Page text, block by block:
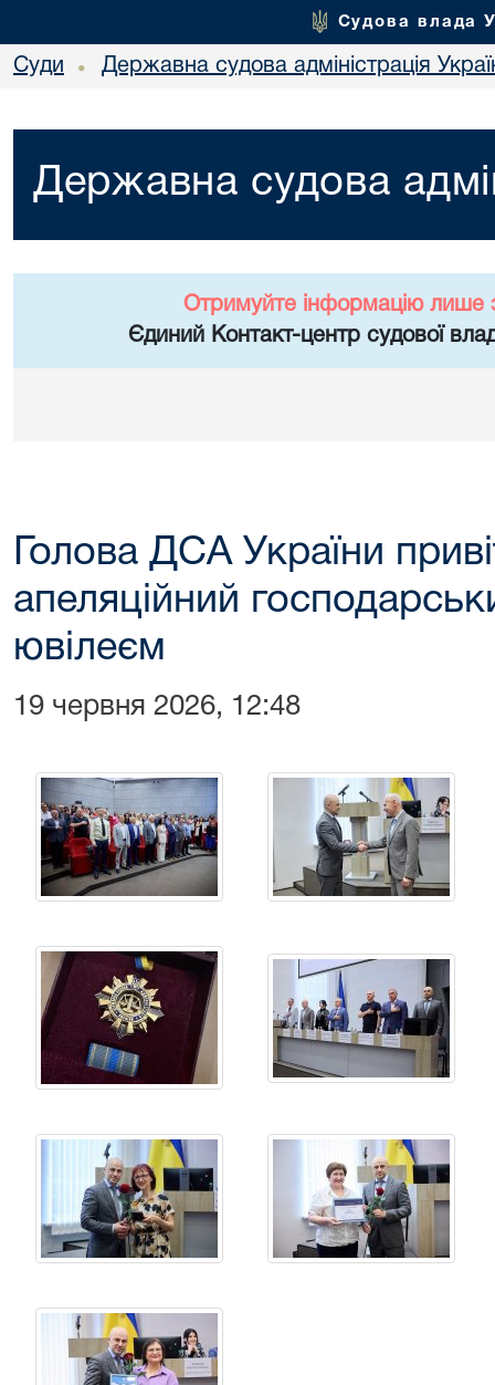
Судова влада
Суди • Державна судова адміністрація
Державна судова
Отримуйте інформацію лише
Єдиний Контакт-центр судової
Голова ДСА України
апеляційний
ювілеєм
19 червня 2026, 12:48